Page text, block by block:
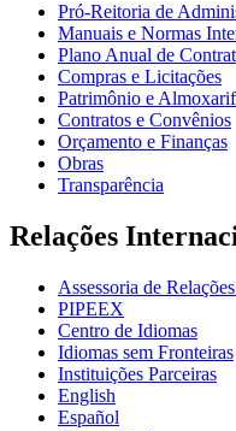
Pró-Reitoria de
Manuais e Normas
Plano Anual de
Compras e Licitações
Patrimônio e
Contratos e Convênios
Orçamento e Finanças
Obras
Transparência
Relações
Assessoria de
PIPEEX
Centro de Idiomas
Idiomas sem Fronteiras
Instituições Parceiras
English
Español